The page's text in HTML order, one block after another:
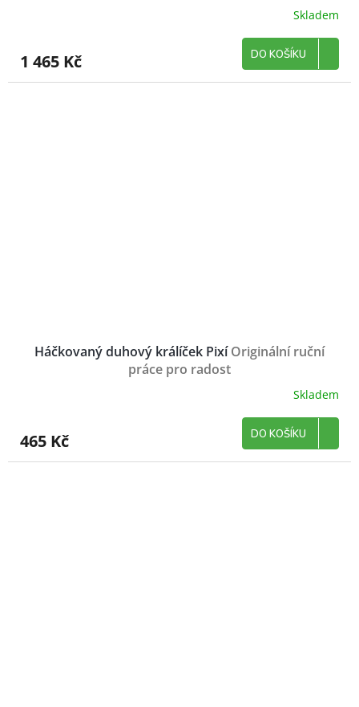
Skladem
1 465 Kč DO KOŠÍKU
Háčkovaný duhový králíček PixíOriginální ruční
práce pro radost
Skladem
465 Kč DO KOŠÍKU